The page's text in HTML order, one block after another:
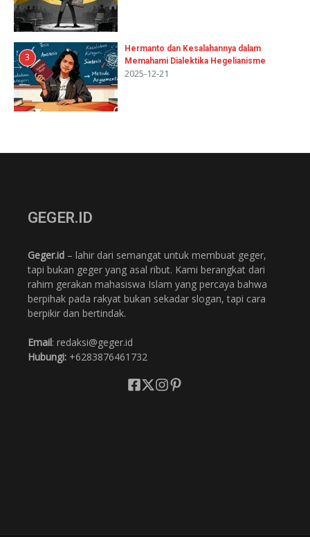
3
Hermanto dan Kesalahannya dalam
Memahami Dialektika Hegelianisme
2025-12-21
GEGER.ID
Geger.id – lahir dari semangat untuk membuat geger,
tapi bukan geger yang asal ribut. Kami berangkat dari
rahim gerakan mahasiswa Islam yang percaya bahwa
berpihak pada rakyat bukan sekadar slogan, tapi cara
berpikir dan bertindak.
Email: redaksi@geger.id
Hubungi: +6283876461732